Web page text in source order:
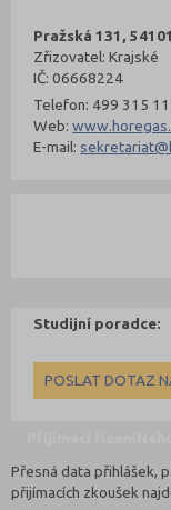
Pražská 131,
Zřizovatel: Krajské
IČ: 06668224
Telefon: 499 315
Web:
E-mail:
Studijní poradce:
POSLAT DOTAZ
Přesná data přihlášek,
přijímacích zkoušek